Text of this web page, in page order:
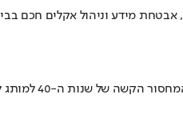
מידע וניהול אקלים חכם